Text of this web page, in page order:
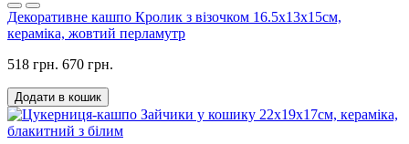
Декоративне кашпо Кролик з візочком 16.5х13х15см,
кераміка, жовтий перламутр
518 грн. 670 грн.
Додати в кошик